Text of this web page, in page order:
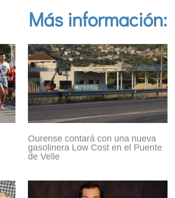
Más información:
Ourense contará con una nueva
gasolinera Low Cost en el Puente
de Velle